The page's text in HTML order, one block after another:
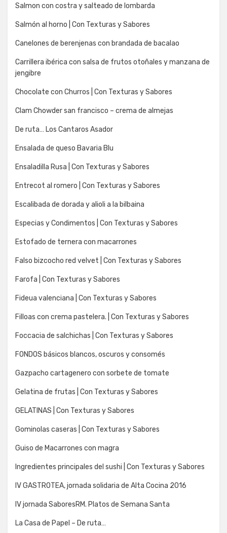
Salmon con costra y salteado de lombarda
Salmón al horno | Con Texturas y Sabores
Canelones de berenjenas con brandada de bacalao
Carrillera ibérica con salsa de frutos otoñales y manzana de
jengibre
Chocolate con Churros | Con Texturas y Sabores
Clam Chowder san francisco – crema de almejas
De ruta… Los Cantaros Asador
Ensalada de queso Bavaria Blu
Ensaladilla Rusa | Con Texturas y Sabores
Entrecot al romero | Con Texturas y Sabores
Escalibada de dorada y alioli a la bilbaina
Especias y Condimentos | Con Texturas y Sabores
Estofado de ternera con macarrones
Falso bizcocho red velvet | Con Texturas y Sabores
Farofa | Con Texturas y Sabores
Fideua valenciana | Con Texturas y Sabores
Filloas con crema pastelera. | Con Texturas y Sabores
Foccacia de salchichas | Con Texturas y Sabores
FONDOS básicos blancos, oscuros y consomés
Gazpacho cartagenero con sorbete de tomate
Gelatina de frutas | Con Texturas y Sabores
GELATINAS | Con Texturas y Sabores
Gominolas caseras | Con Texturas y Sabores
Guiso de Macarrones con magra
Ingredientes principales del sushi | Con Texturas y Sabores
IV GASTROTEA, jornada solidaria de Alta Cocina 2016
IV jornada SaboresRM. Platos de Semana Santa
La Casa de Papel – De ruta…